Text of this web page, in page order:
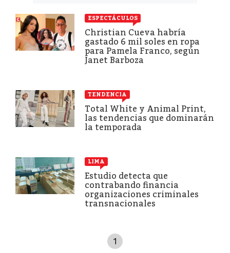
ESPECTÁCULOS
Christian Cueva habría
gastado 6 mil soles en ropa
para Pamela Franco, según
Janet Barboza
TENDENCIA
Total White y Animal Print,
las tendencias que dominarán
la temporada
LIMA
Estudio detecta que
contrabando financia
organizaciones criminales
transnacionales
1